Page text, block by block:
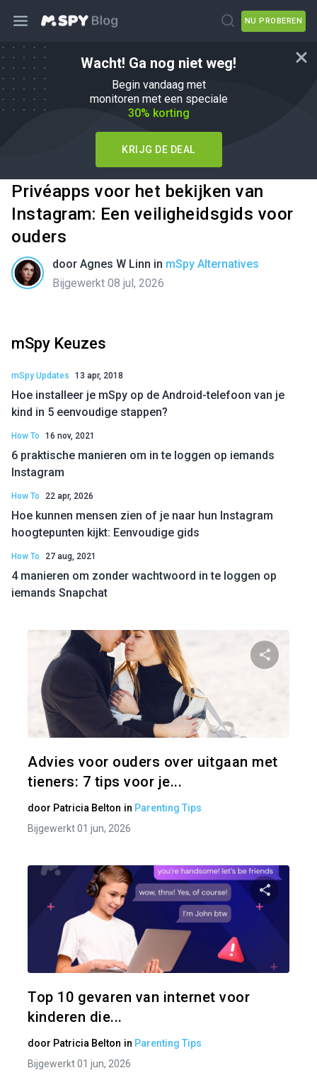
NU PROBEREN
Wacht! Ga nog niet weg!
Begin vandaag met
monitoren met een speciale
30% korting
KRIJG DE DEAL
Privéapps voor het bekijken van
Instagram: Een veiligheidsgids voor
ouders
door Agnes W Linn in mSpy Alternatives
Bijgewerkt 08 jul, 2026
mSpy Keuzes
mSpy Updates 13 apr, 2018
Hoe installeer je mSpy op de Android-telefoon van je
kind in 5 eenvoudige stappen?
How To 16 nov, 2021
6 praktische manieren om in te loggen op iemands
Instagram
How To 22 apr, 2026
Hoe kunnen mensen zien of je naar hun Instagram
hoogtepunten kijkt: Eenvoudige gids
How To 27 aug, 2021
4 manieren om zonder wachtwoord in te loggen op
iemands Snapchat
Advies voor ouders over uitgaan met
tieners: 7 tips voor je...
door Patricia Belton in Parenting Tips
Bijgewerkt 01 jun, 2026
Top 10 gevaren van internet voor
kinderen die...
door Patricia Belton in Parenting Tips
Bijgewerkt 01 jun, 2026